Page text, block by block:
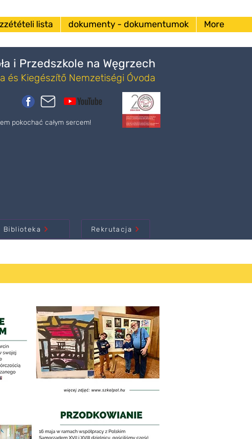
lista dokumenty - dokumentumok More
pokochać całym sercem!
Biblioteka Rekrutacja
i Przedszkole na Węgrzech
és Kiegészítő Nemzetiségi Óvoda